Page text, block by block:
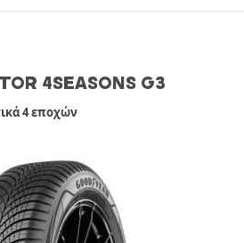
4SEASONS G3
4 εποχών